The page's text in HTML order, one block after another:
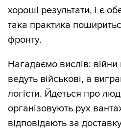
хороші результати, і є
така практика
фронту.
Нагадаємо вислів:
ведуть військові, а
логісти. Йдеться про
організовують рух
відповідають за